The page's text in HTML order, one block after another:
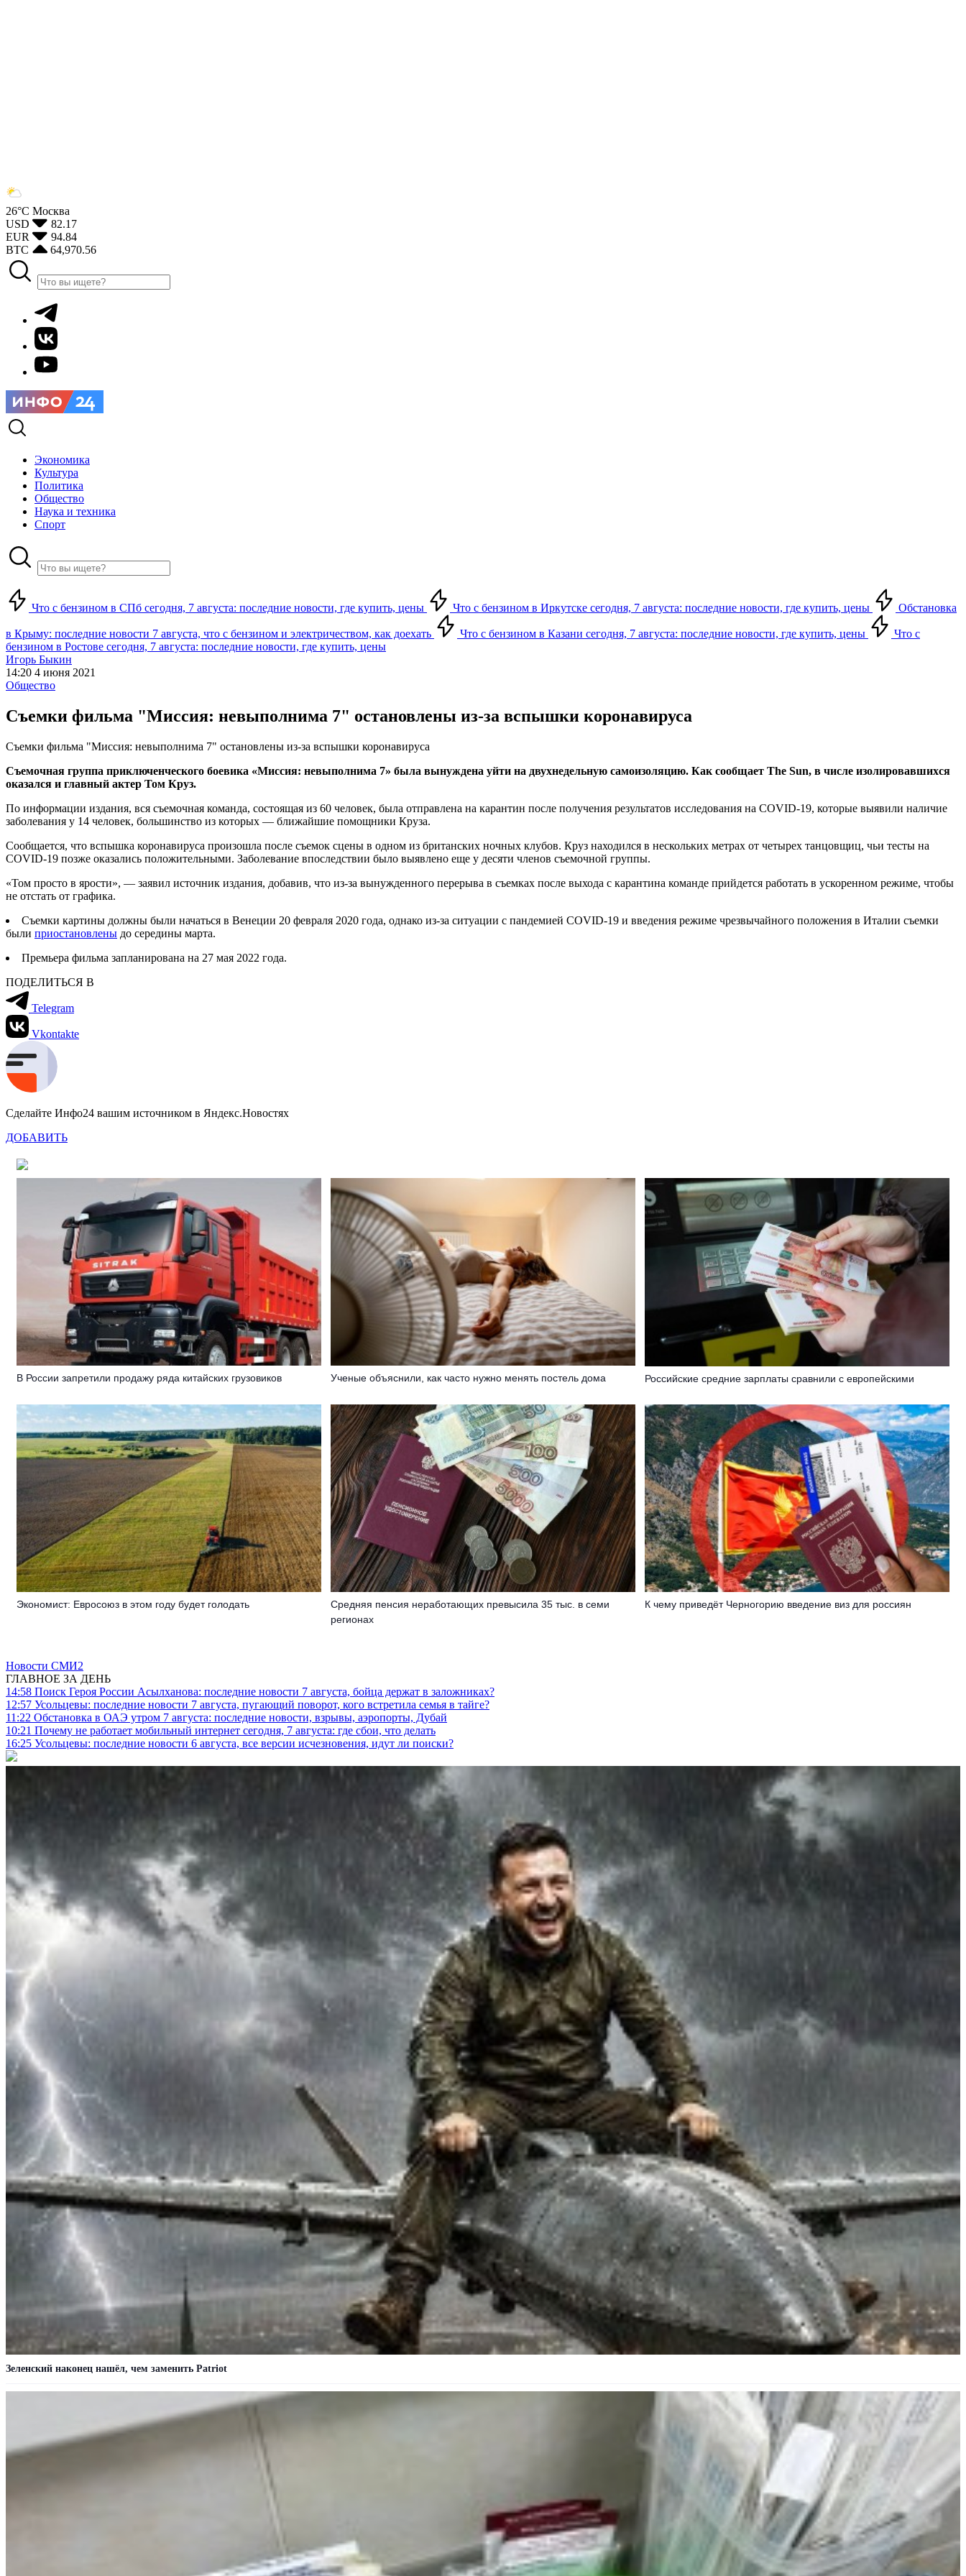
26°С Москва
USD
82.17
EUR
94.84
BTC
64,970.56
Экономика
Культура
Политика
Общество
Наука и техника
Спорт
Что с бензином в СПб сегодня, 7 августа: последние новости, где купить, цены Что с бензином в Иркутске сегодня, 7 августа: последние новости, где купить, цены Обстановка
в Крыму: последние новости 7 августа, что с бензином и электричеством, как доехать Что с бензином в Казани сегодня, 7 августа: последние новости, где купить, цены
Что с
бензином в Ростове сегодня, 7 августа: последние новости, где купить, цены
Игорь Быкин
14:20 4 июня 2021
Общество
Съемки фильма "Миссия: невыполнима 7" остановлены из-за вспышки коронавируса
Съемки фильма "Миссия: невыполнима 7" остановлены из-за вспышки коронавируса
Съемочная группа приключенческого боевика «Миссия: невыполнима 7» была вынуждена уйти на двухнедельную самоизоляцию. Как сообщает The Sun, в числе изолировавшихся
оказался и главный актер Том Круз.
По информации издания, вся съемочная команда, состоящая из 60 человек, была отправлена на карантин после получения результатов исследования на COVID-19, которые выявили наличие
заболевания у 14 человек, большинство из которых — ближайшие помощники Круза.
Сообщается, что вспышка коронавируса произошла после съемок сцены в одном из британских ночных клубов. Круз находился в нескольких метрах от четырех танцовщиц, чьи тесты на
COVID-19 позже оказались положительными. Заболевание впоследствии было выявлено еще у десяти членов съемочной группы.
«Том просто в ярости», — заявил источник издания, добавив, что из-за вынужденного перерыва в съемках после выхода с карантина команде прийдется работать в ускоренном режиме, чтобы
не отстать от графика.
Съемки картины должны были начаться в Венеции 20 февраля 2020 года, однако из-за ситуации с пандемией COVID-19 и введения режиме чрезвычайного положения в Италии съемки
были приостановлены до середины марта.
Премьера фильма запланирована на 27 мая 2022 года.
ПОДЕЛИТЬСЯ В
Telegram
Vkontakte
Сделайте Инфо24 вашим источником в Яндекс.Новостях
ДОБАВИТЬ
В России запретили продажу ряда китайских грузовиков Ученые объяснили, как часто нужно менять постель дома Российские средние зарплаты сравнили с европейскими
Экономист: Евросоюз в этом году будет голодать
Средняя пенсия неработающих превысила 35 тыс. в семи
регионах
К чему приведёт Черногорию введение виз для россиян
Новости СМИ2
ГЛАВНОЕ ЗА ДЕНЬ
14:58 Поиск Героя России Асылханова: последние новости 7 августа, бойца держат в заложниках?
12:57 Усольцевы: последние новости 7 августа, пугающий поворот, кого встретила семья в тайге?
11:22 Обстановка в ОАЭ утром 7 августа: последние новости, взрывы, аэропорты, Дубай
10:21 Почему не работает мобильный интернет сегодня, 7 августа: где сбои, что делать
16:25 Усольцевы: последние новости 6 августа, все версии исчезновения, идут ли поиски?
Зеленский наконец нашёл, чем заменить Patriot